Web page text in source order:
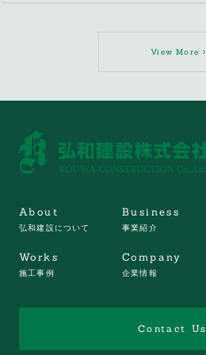
View More
About
弘和建設について
Business
事業紹介
Works
施工事例
Company
企業情報
Contact Us